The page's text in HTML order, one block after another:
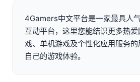
4Gamers中文平台是一家最具人
互动平台，这里您能结识更多热
戏、单机游戏及个性化应用服务
自己的游戏体验。